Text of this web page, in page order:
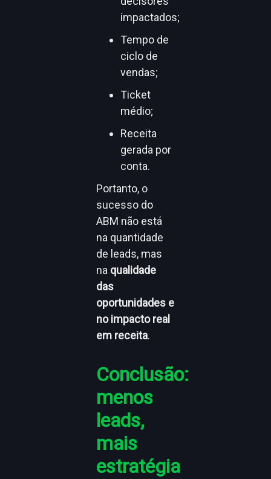
impactados;
Tempo de
ciclo de
vendas;
Ticket
médio;
Receita
gerada por
conta.
Portanto, o
sucesso do
ABM não está
na quantidade
de leads, mas
na qualidade
das
oportunidades e
no impacto real
em receita.
Conclusão:
menos
leads,
mais
estratégia